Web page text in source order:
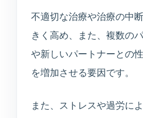
不適切な治療や治療の中
きく高め、また、複数の
や新しいパートナーとの
を増加させる要因です。
また、ストレスや過労に